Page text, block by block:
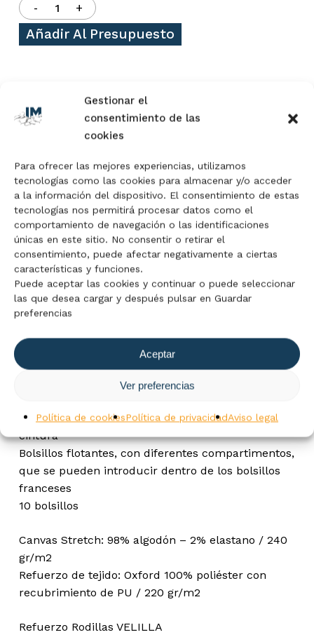
Gestionar el
consentimiento de las
cookies
Para ofrecer las mejores experiencias, utilizamos
tecnologías como las cookies para almacenar y/o acceder
a la información del dispositivo. El consentimiento de estas
tecnologías nos permitirá procesar datos como el
comportamiento de navegación o las identificaciones
únicas en este sitio. No consentir o retirar el
consentimiento, puede afectar negativamente a ciertas
características y funciones.
Puede aceptar las cookies y continuar o puede seleccionar
las que desea cargar y después pulsar en Guardar
preferencias
Aceptar
Ver preferencias
Política de cookiesPolítica de privacidadAviso legal
Añadir Al Presupuesto
Descripción
Valoraciones (0)
Cierre central con cremallera y botón
Cinturilla elástica
Refuerzo de tejido oxford en rodillas y bajo del
pantalón
Rodilla con compartimento para la rodillera, con
cierre de velcro
Doble costura de seguridad
Anilla de plástico sobre una de las trabillas de la
cintura
Bolsillos flotantes, con diferentes compartimentos,
que se pueden introducir dentro de los bolsillos
franceses
10 bolsillos
Canvas Stretch: 98% algodón – 2% elastano / 240
gr/m2
Refuerzo de tejido: Oxford 100% poliéster con
recubrimiento de PU / 220 gr/m2
Refuerzo Rodillas VELILLA